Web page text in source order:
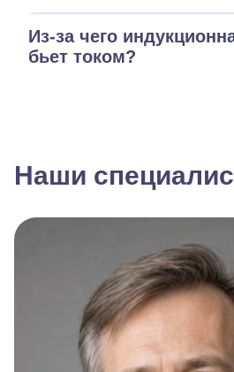
Из-за чего
бьет током?
Наши